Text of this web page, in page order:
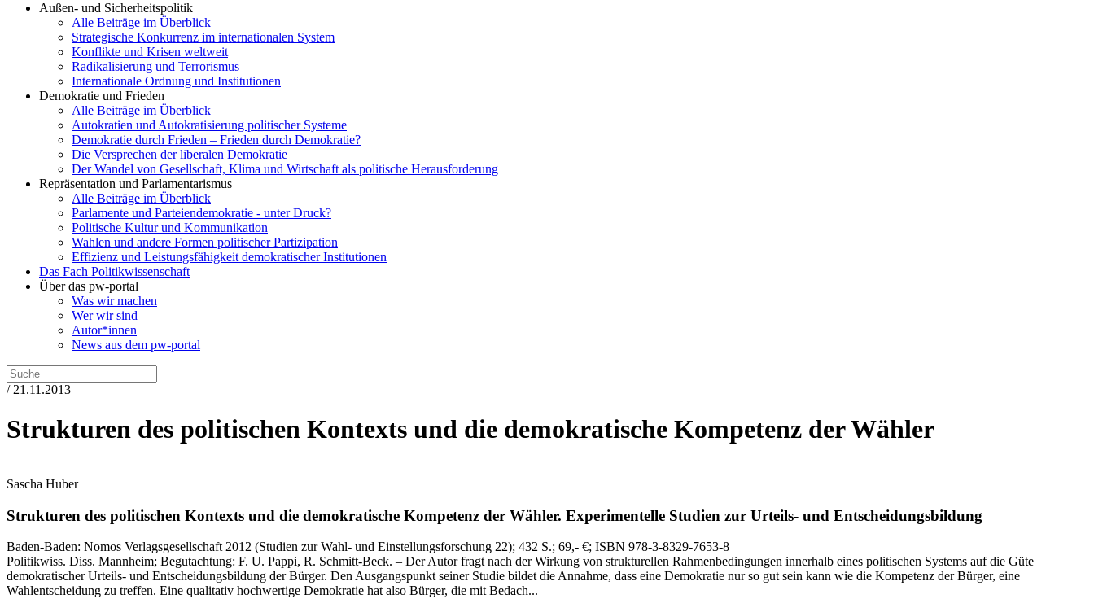
Außen- und Sicherheitspolitik
Alle Beiträge im Überblick
Strategische Konkurrenz im internationalen System
Konflikte und Krisen weltweit
Radikalisierung und Terrorismus
Internationale Ordnung und Institutionen
Demokratie und Frieden
Alle Beiträge im Überblick
Autokratien und Autokratisierung politischer Systeme
Demokratie durch Frieden – Frieden durch Demokratie?
Die Versprechen der liberalen Demokratie
Der Wandel von Gesellschaft, Klima und Wirtschaft als politische Herausforderung
Repräsentation und Parlamentarismus
Alle Beiträge im Überblick
Parlamente und Parteiendemokratie - unter Druck?
Politische Kultur und Kommunikation
Wahlen und andere Formen politischer Partizipation
Effizienz und Leistungsfähigkeit demokratischer Institutionen
Das Fach Politikwissenschaft
Über das pw-portal
Was wir machen
Wer wir sind
Autor*innen
News aus dem pw-portal
/ 21.11.2013
Strukturen des politischen Kontexts und die demokratische Kompetenz der Wähler
Sascha Huber
Strukturen des politischen Kontexts und die demokratische Kompetenz der Wähler. Experimentelle Studien zur Urteils- und Entscheidungsbildung
Baden-Baden: Nomos Verlagsgesellschaft 2012 (Studien zur Wahl- und Einstellungsforschung 22); 432 S.; 69,- €; ISBN 978-3-8329-7653-8
Politikwiss. Diss. Mannheim; Begutachtung: F. U. Pappi, R. Schmitt‑Beck. – Der Autor fragt nach der Wirkung von strukturellen Rahmenbedingungen innerhalb eines politischen Systems auf die Güte
demokratischer Urteils‑ und Entscheidungsbildung der Bürger. Den Ausgangspunkt seiner Studie bildet die Annahme, dass eine Demokratie nur so gut sein kann wie die Kompetenz der Bürger, eine
Wahlentscheidung zu treffen. Eine qualitativ hochwertige Demokratie hat also Bürger, die mit Bedach...